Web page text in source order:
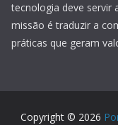
tecnologia deve servir
missão é traduzir a
práticas que geram
Copyright © 2026